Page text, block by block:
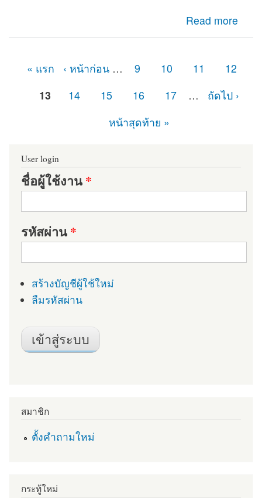
Read more
about เจอปัญหาในส่วนของ Reports รายงาน PHP Library
missing และ Dependencies not installed
« แรก ‹ หน้าก่อน … 9 10 11
12
13
14 15 16 17 …
ถัดไป ›
หน้าสุดท้าย »
User login
ชื่อผู้ใช้งาน*
รหัสผ่าน*
สร้างบัญชีผู้ใช้ใหม่
ลืมรหัสผ่าน
สมาชิก
ตั้งคำถามใหม่
กระทู้ใหม่